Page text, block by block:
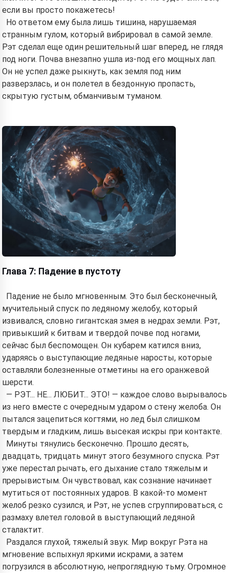
если вы просто покажетесь!
Но ответом ему была лишь тишина, нарушаемая
странным гулом, который вибрировал в самой земле.
Рэт сделал еще один решительный шаг вперед, не глядя
под ноги. Почва внезапно ушла из-под его мощных лап.
Он не успел даже рыкнуть, как земля под ним
разверзлась, и он полетел в бездонную пропасть,
скрытую густым, обманчивым туманом.
Глава 7: Падение в пустоту
Падение не было мгновенным. Это был бесконечный,
мучительный спуск по ледяному желобу, который
извивался, словно гигантская змея в недрах земли. Рэт,
привыкший к битвам и твердой почве под ногами,
сейчас был беспомощен. Он кубарем катился вниз,
ударяясь о выступающие ледяные наросты, которые
оставляли болезненные отметины на его оранжевой
шерсти.
— РЭТ... НЕ... ЛЮБИТ... ЭТО! — каждое слово вырывалось
из него вместе с очередным ударом о стену желоба. Он
пытался зацепиться когтями, но лед был слишком
твердым и гладким, лишь высекая искры при контакте.
Минуты тянулись бесконечно. Прошло десять,
двадцать, тридцать минут этого безумного спуска. Рэт
уже перестал рычать, его дыхание стало тяжелым и
прерывистым. Он чувствовал, как сознание начинает
мутиться от постоянных ударов. В какой-то момент
желоб резко сузился, и Рэт, не успев сгруппироваться, с
размаху влетел головой в выступающий ледяной
сталактит.
Раздался глухой, тяжелый звук. Мир вокруг Рэта на
мгновение вспыхнул яркими искрами, а затем
погрузился в абсолютную, непроглядную тьму. Огромное
Hi! I am Storiko 👋
I tell magical bedtime stories for
your kids 🌟
Read a story
Service,Privacy Policy,Refund Policy